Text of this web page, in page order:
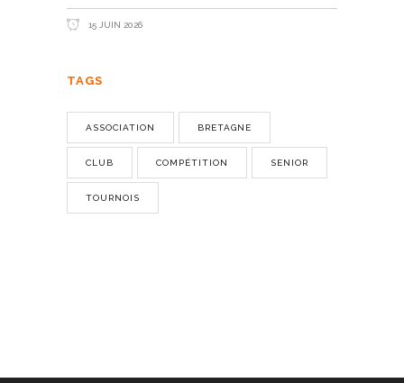
15 JUIN 2026
TAGS
ASSOCIATION BRETAGNE
CLUB COMPÉTITION SENIOR
TOURNOIS